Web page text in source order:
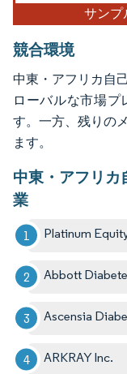
サンプ
競合環境
中東・アフリカ自
ローバルな市場
す。一方、残りの
ます。
中東・アフリカ
業
Platinum
Abbott
Ascensia
ARKRAY Inc.